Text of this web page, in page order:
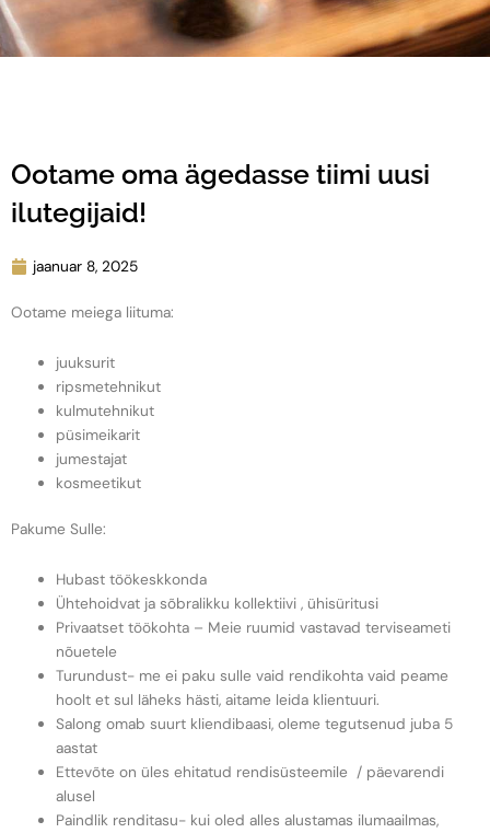
Ootame oma ägedasse tiimi uusi
ilutegijaid!
jaanuar 8, 2025
Ootame meiega liituma:
juuksurit
ripsmetehnikut
kulmutehnikut
püsimeikarit
jumestajat
kosmeetikut
Pakume Sulle:
Hubast töökeskkonda
Ühtehoidvat ja sõbralikku kollektiivi , ühisüritusi
Privaatset töökohta – Meie ruumid vastavad terviseameti
nõuetele
Turundust- me ei paku sulle vaid rendikohta vaid peame
hoolt et sul läheks hästi, aitame leida klientuuri.
Salong omab suurt kliendibaasi, oleme tegutsenud juba 5
aastat
Ettevõte on üles ehitatud rendisüsteemile / päevarendi
alusel
Paindlik renditasu- kui oled alles alustamas ilumaailmas,